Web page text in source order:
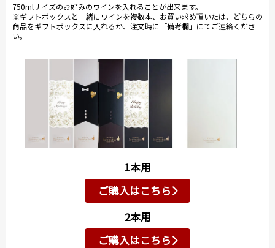
750mlサイズのお好みのワインを入れることが出来ます。
※ギフトボックスと一緒にワインを複数本、お買い求め頂いたは、どちらの
商品をギフトボックスに入れるか、注文時に「備考欄」にてご連絡くださ
い。
1本用
ご購入はこちら
2本用
ご購入はこちら